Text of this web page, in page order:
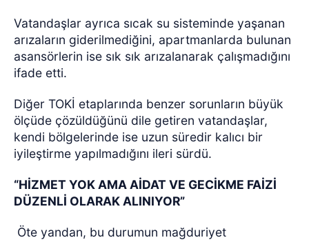
Vatandaşlar ayrıca sıcak su sisteminde yaşanan
arızaların giderilmediğini, apartmanlarda bulunan
asansörlerin ise sık sık arızalanarak çalışmadığını
ifade etti.
Diğer TOKİ etaplarında benzer sorunların büyük
ölçüde çözüldüğünü dile getiren vatandaşlar,
kendi bölgelerinde ise uzun süredir kalıcı bir
iyileştirme yapılmadığını ileri sürdü.
“HİZMET YOK AMA AİDAT VE GECİKME FAİZİ
DÜZENLİ OLARAK ALINIYOR”
Öte yandan, bu durumun mağduriyet